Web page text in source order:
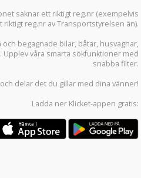
saknar ett riktigt reg.nr (exempelvis
reg.nr av Transportstyrelsen än).
och begagnade bilar, båtar, husvagnar,
våra smarta sökfunktioner med
snabba filter.
och delar det du gillar med dina vänner!
Ladda ner Klicket-appen gratis: